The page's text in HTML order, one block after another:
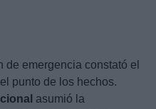
emergencia constató el
punto de los hechos.
asumió la